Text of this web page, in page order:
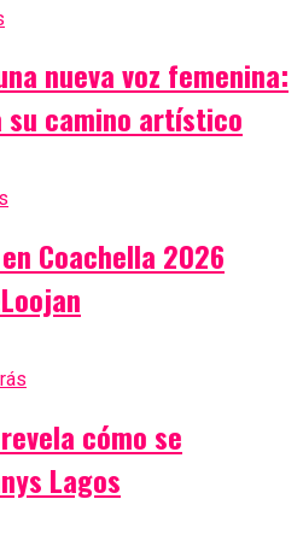
nueva voz femenina:
su camino artístico
Coachella 2026
cómo se
Lagos